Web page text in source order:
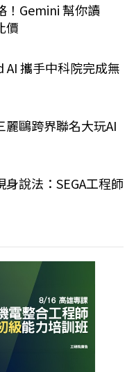
！Gemini 幫你讀
價
攜手中科院完成無
鷗跨界聯名大玩AI
說法：SEGA工程師